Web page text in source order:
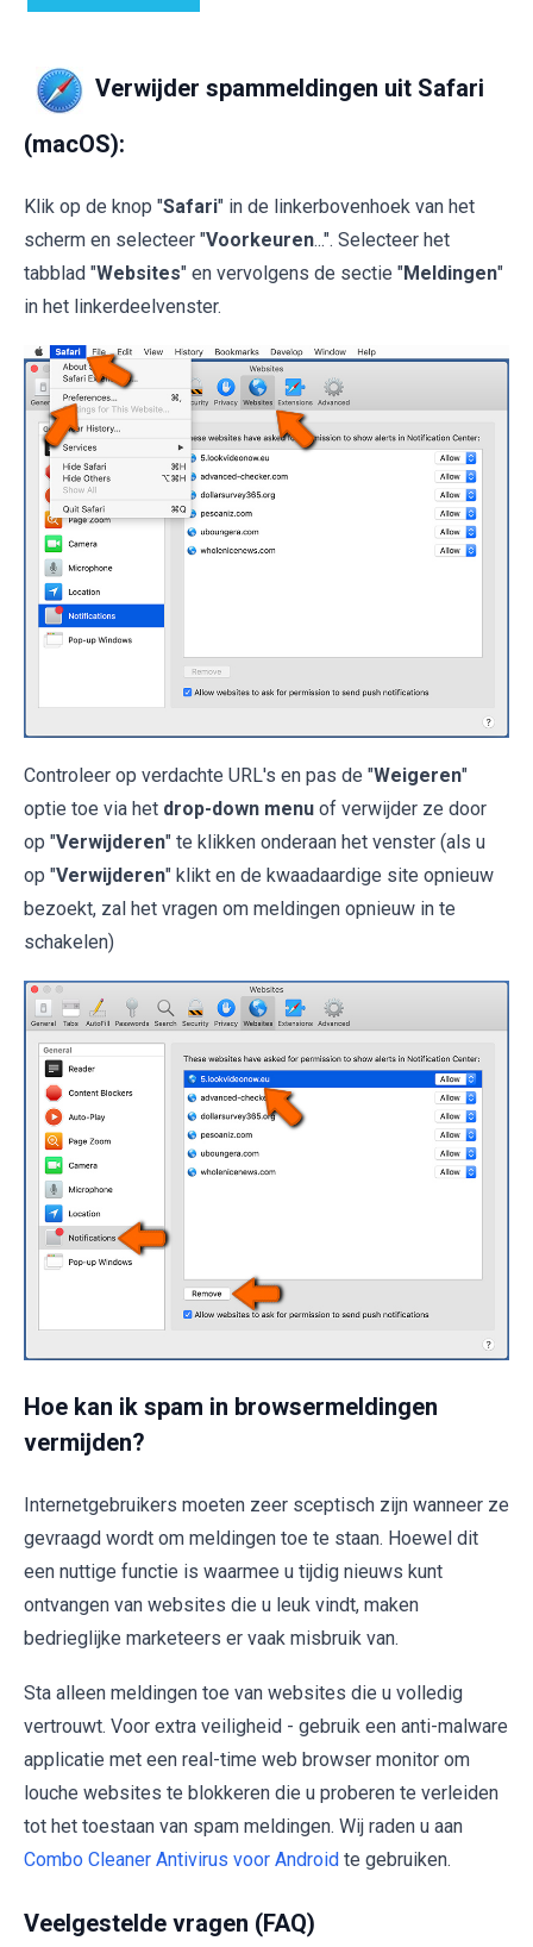
Verwijder spammeldingen uit Safari
(macOS):
Klik op de knop "Safari" in de linkerbovenhoek van het
scherm en selecteer "Voorkeuren...". Selecteer het
tabblad "Websites" en vervolgens de sectie "Meldingen"
in het linkerdeelvenster.
Controleer op verdachte URL's en pas de "Weigeren"
optie toe via het drop-down menu of verwijder ze door
op "Verwijderen" te klikken onderaan het venster (als u
op "Verwijderen" klikt en de kwaadaardige site opnieuw
bezoekt, zal het vragen om meldingen opnieuw in te
schakelen)
Hoe kan ik spam in browsermeldingen
vermijden?
Internetgebruikers moeten zeer sceptisch zijn wanneer ze
gevraagd wordt om meldingen toe te staan. Hoewel dit
een nuttige functie is waarmee u tijdig nieuws kunt
ontvangen van websites die u leuk vindt, maken
bedrieglijke marketeers er vaak misbruik van.
Sta alleen meldingen toe van websites die u volledig
vertrouwt. Voor extra veiligheid - gebruik een anti-malware
applicatie met een real-time web browser monitor om
louche websites te blokkeren die u proberen te verleiden
tot het toestaan van spam meldingen. Wij raden u aan
Combo Cleaner Antivirus voor Android te gebruiken.
Veelgestelde vragen (FAQ)